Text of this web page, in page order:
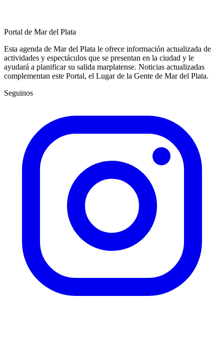
Portal de Mar del Plata
Esta agenda de Mar del Plata le ofrece información actualizada de
actividades y espectáculos que se presentan en la ciudad y le
ayudará a planificar su salida marplatense. Noticias actualizadas
complementan este Portal, el Lugar de la Gente de Mar del Plata.
Seguinos